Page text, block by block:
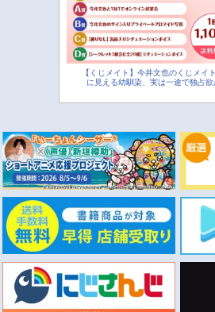
【くじメイト】今井文也のくじメイ
に見える幼馴染、実は一途で独占欲